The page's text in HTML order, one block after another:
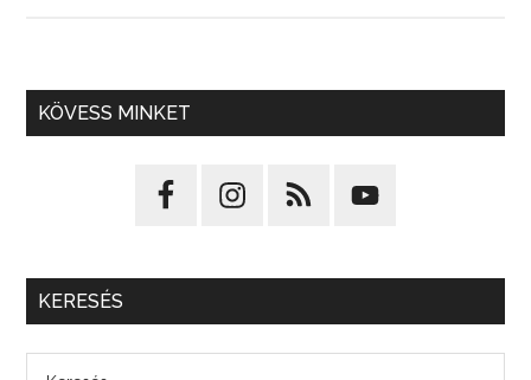
KÖVESS MINKET
KERESÉS